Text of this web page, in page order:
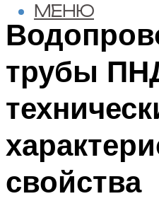
МЕНЮ
трубы
свойства